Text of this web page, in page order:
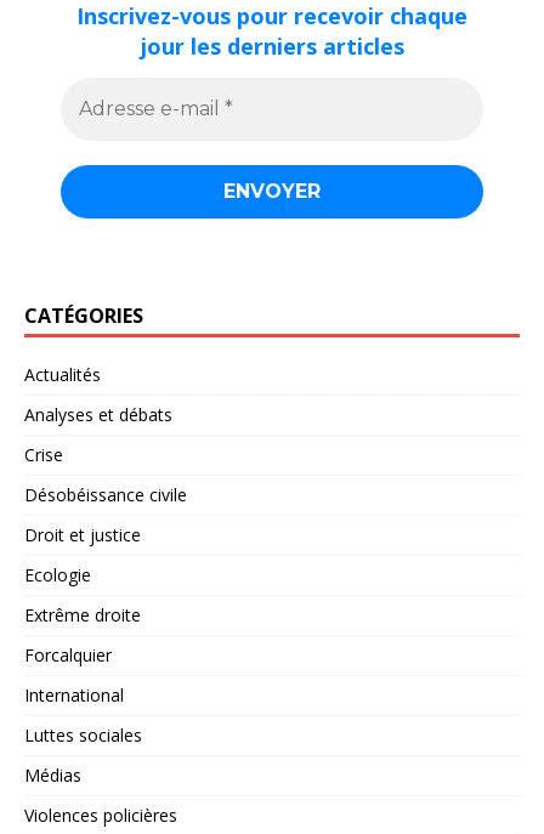
Inscrivez-vous pour recevoir chaque
jour les derniers articles
CATÉGORIES
Actualités
Analyses et débats
Crise
Désobéissance civile
Droit et justice
Ecologie
Extrême droite
Forcalquier
International
Luttes sociales
Médias
Violences policières